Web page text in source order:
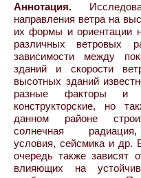
Аннотация.
направления ветра на
их формы и ориентации
различных ветровых
зависимости между
зданий и скорости
высотных зданий
разные факторы и
конструкторские, но
данном районе
солнечная радиация,
условия, сейсмика и
очередь также зависят
влияющих на